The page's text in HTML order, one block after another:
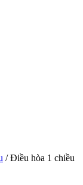
/ Điều hòa 1 chiều